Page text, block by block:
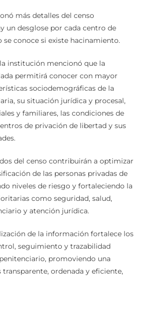
más detalles del censo
un desglose por cada centro de
conoce si existe hacinamiento.
institución mencionó que la
permitirá conocer con mayor
sociodemográficas de la
su situación jurídica y procesal,
y familiares, las condiciones de
de privación de libertad y sus
del censo contribuirán a optimizar
de las personas privadas de
niveles de riesgo y fortaleciendo la
como seguridad, salud,
y atención jurídica.
de la información fortalece los
seguimiento y trazabilidad
promoviendo una
ordenada y eficiente,